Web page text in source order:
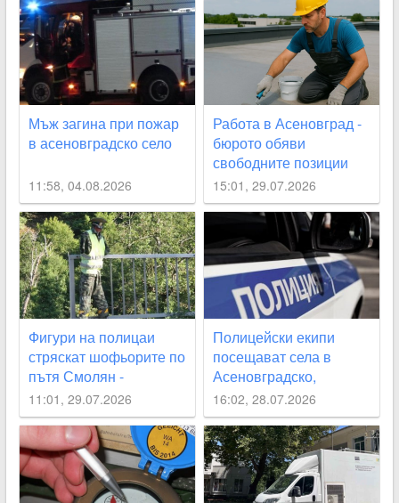
Мъж загина при пожар
в асеновградско село
11:58, 04.08.2026
Работа в Асеновград -
бюрото обяви
свободните позиции
15:01, 29.07.2026
Фигури на полицаи
стряскат шофьорите по
пътя Смолян -
Асеновград
11:01, 29.07.2026
Полицейски екипи
посещават села в
Асеновградско,
Карловско, “Родопи“
през август
16:02, 28.07.2026